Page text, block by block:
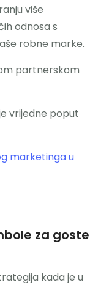
više
odnosa s
robne marke.
partnerskom
vrijedne poput
marketinga u
za goste
kada je u